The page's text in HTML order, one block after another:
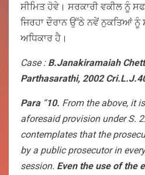
ਸੀਮਿਤ ਹੋਵੇ। ਸਰਕਾਰੀ ਵਕੀਲ ਨੂੰ
ਜਿਰਹਾ ਦੌਰਾਨ ਉੱਠੇ ਨਵੇਂ ਨੁਕਤਿਆਂ ਨੂੰ
ਅਧਿਕਾਰ ਹੈ।
Case : B.Janakiramaiah
Parthasarathi, 2002
Para“10. From the above, it
aforesaid provision under S.
contemplates that the
by a public prosecutor in
session. Even the use of the